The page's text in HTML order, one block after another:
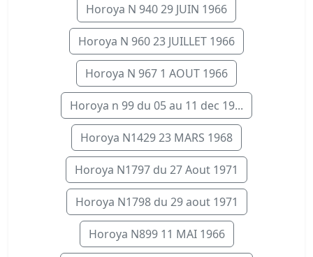
Horoya N 940 29 JUIN 1966
Horoya N 960 23 JUILLET 1966
Horoya N 967 1 AOUT 1966
Horoya n 99 du 05 au 11 dec 19...
Horoya N1429 23 MARS 1968
Horoya N1797 du 27 Aout 1971
Horoya N1798 du 29 aout 1971
Horoya N899 11 MAI 1966